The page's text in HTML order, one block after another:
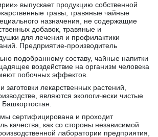
выпускает продукцию собственной
травы, травяные чайные
назначения, не содержащие
добавок, травяные и
для лечения и профилактики
Предприятие-производитель
подобранному составу, чайные напитки
воздействие на организм человека
побочных эффектов.
лекарственных растений,
являются экологически чистые
сертифицирована и проходит
качества, как со стороны независимой
лаборатории предприятия,